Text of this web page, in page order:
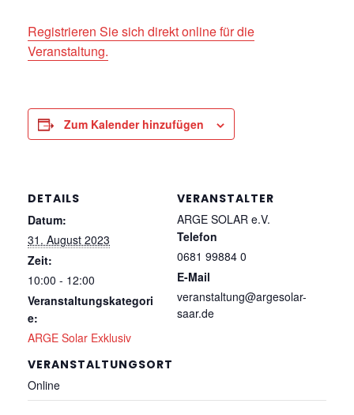
Registrieren Sie sich direkt online für die
Veranstaltung.
Zum Kalender hinzufügen
DETAILS
Datum:
31. August 2023
Zeit:
10:00 - 12:00
Veranstaltungskategori
e:
ARGE Solar Exklusiv
VERANSTALTUNGSORT
Online
VERANSTALTER
ARGE SOLAR e.V.
Telefon
0681 99884 0
E-Mail
veranstaltung@argesolar-
saar.de